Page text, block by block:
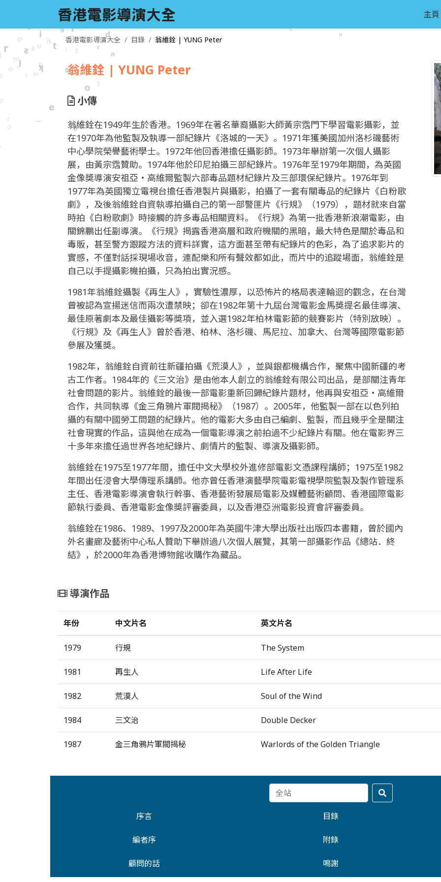
主頁
香港電影導演大全 目錄 翁維銓 | YUNG Peter
翁維銓 | YUNG Peter
小傳
翁維銓在1949年生於香港。1969年在著名華裔攝影大師黃宗霑門下學習電影攝影，並
在1970年為他監製及執導一部紀錄片《洛城的一天》。1971年獲美國加州洛杉磯藝術
中心學院榮譽藝術學士。1972年他回香港擔任攝影師。1973年舉辦第一次個人攝影
展，由黃宗霑贊助。1974年他於印尼拍攝三部紀錄片。1976年至1979年期間，為英國
金像獎導演安祖亞‧高維爾監製六部毒品題材紀錄片及三部環保紀錄片。1976年到
1977年為英國獨立電視台擔任香港製片與攝影，拍攝了一套有關毒品的紀錄片《白粉歌
劇》，及後翁維銓自資執導拍攝自己的第一部警匪片《行規》（1979），題材就來自當
時拍《白粉歌劇》時接觸的許多毒品相關資料。《行規》為第一批香港新浪潮電影，由
關錦鵬出任副導演。《行規》揭露香港高層和政府機關的黑暗，最大特色是關於毒品和
毒販，甚至警方跟蹤方法的資料詳實，這方面甚至帶有紀錄片的色彩，為了追求影片的
實感，不僅對話採現場收音，連配樂和所有聲效都如此，而片中的追蹤場面，翁維銓是
自己以手提攝影機拍攝，只為拍出實況感。
1981年翁維銓攝製《再生人》，實驗性濃厚，以恐怖片的格局表達輪迴的觀念，在台灣
曾被認為宣揚迷信而兩次遭禁映；卻在1982年第十九屆台灣電影金馬獎提名最佳導演、
最佳原著劇本及最佳攝影等獎項，並入選1982年柏林電影節的競賽影片（特別放映）。
《行規》及《再生人》曾於香港、柏林、洛杉磯、馬尼拉、加拿大、台灣等國際電影節
參展及獲獎。
1982年，翁維銓自資前往新疆拍攝《荒漠人》，並與銀都機構合作，聚焦中國新疆的考
古工作者。1984年的《三文治》是由他本人創立的翁維銓有限公司出品，是部關注青年
社會問題的影片。翁維銓的最後一部電影重新回歸紀錄片題材，他再與安祖亞‧高維爾
合作，共同執導《金三角鴉片軍閥揭秘》（1987）。2005年，他監製一部在以色列拍
攝的有關中國勞工問題的紀錄片。他的電影大多由自己編劇、監製，而且幾乎全是關注
社會現實的作品，這與他在成為一個電影導演之前拍過不少紀錄片有關。他在電影界三
十多年來擔任過世界各地紀錄片、劇情片的監製、導演及攝影師。
翁維銓在1975至1977年間，擔任中文大學校外進修部電影文憑課程講師；1975至1982
年間出任浸會大學傳理系講師。他亦曾任香港演藝學院電影電視學院監製及製作管理系
主任、香港電影導演會執行幹事、香港藝術發展局電影及媒體藝術顧問、香港國際電影
節執行委員、香港電影金像獎評審委員，以及香港亞洲電影投資會評審委員。
翁維銓在1986、1989、1997及2000年為英國牛津大學出版社出版四本書籍，曾於國內
外名畫廊及藝術中心私人贊助下舉辦過八次個人展覽，其第一部攝影作品《總站．終
結》，於2000年為香港博物館收購作為藏品。
導演作品
年份 中文片名 英文片名
1979 行規 The System
1981 再生人 Life After Life
1982 荒漠人 Soul of the Wind
1984 三文治 Double Decker
1987 金三角鴉片軍閥揭秘 Warlords of the Golden Triangle
序言 目錄
編者序 附錄
顧問的話 鳴謝